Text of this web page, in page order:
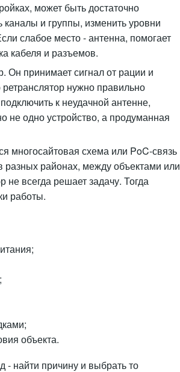
может быть достаточно
и группы, изменить уровни
слабое место - антенна, помогает
кабеля и разъемов.
Он принимает сигнал от рации и
нужно правильно
к неудачной антенне,
не одно устройство, а продуманная
многосайтовая схема или PoC-связь
разных районах, между объектами или
всегда решает задачу. Тогда
работы.
объекта.
найти причину и выбрать то